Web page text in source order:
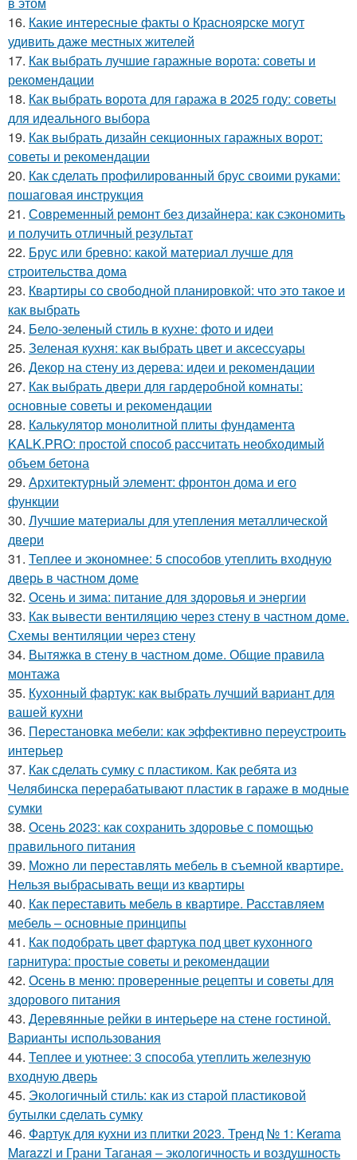
16. Какие интересные факты о Красноярске могут
удивить даже местных жителей
17. Как выбрать лучшие гаражные ворота: советы и
рекомендации
18. Как выбрать ворота для гаража в 2025 году: советы
для идеального выбора
19. Как выбрать дизайн секционных гаражных ворот:
советы и рекомендации
20. Как сделать профилированный брус своими руками:
пошаговая инструкция
21. Современный ремонт без дизайнера: как сэкономить
и получить отличный результат
22. Брус или бревно: какой материал лучше для
строительства дома
23. Квартиры со свободной планировкой: что это такое и
как выбрать
24. Бело-зеленый стиль в кухне: фото и идеи
25. Зеленая кухня: как выбрать цвет и аксессуары
26. Декор на стену из дерева: идеи и рекомендации
27. Как выбрать двери для гардеробной комнаты:
основные советы и рекомендации
28. Калькулятор монолитной плиты фундамента
KALK.PRO: простой способ рассчитать необходимый
объем бетона
29. Архитектурный элемент: фронтон дома и его
функции
30. Лучшие материалы для утепления металлической
двери
31. Теплее и экономнее: 5 способов утеплить входную
дверь в частном доме
32. Осень и зима: питание для здоровья и энергии
33. Как вывести вентиляцию через стену в частном доме.
Схемы вентиляции через стену
34. Вытяжка в стену в частном доме. Общие правила
монтажа
35. Кухонный фартук: как выбрать лучший вариант для
вашей кухни
36. Перестановка мебели: как эффективно переустроить
интерьер
37. Как сделать сумку с пластиком. Как ребята из
Челябинска перерабатывают пластик в гараже в модные
сумки
38. Осень 2023: как сохранить здоровье с помощью
правильного питания
39. Можно ли переставлять мебель в съемной квартире.
Нельзя выбрасывать вещи из квартиры
40. Как переставить мебель в квартире. Расставляем
мебель – основные принципы
41. Как подобрать цвет фартука под цвет кухонного
гарнитура: простые советы и рекомендации
42. Осень в меню: проверенные рецепты и советы для
здорового питания
43. Деревянные рейки в интерьере на стене гостиной.
Варианты использования
44. Теплее и уютнее: 3 способа утеплить железную
входную дверь
45. Экологичный стиль: как из старой пластиковой
бутылки сделать сумку
46. Фартук для кухни из плитки 2023. Тренд № 1: Kerama
Marazzi и Грани Таганая – экологичность и воздушность